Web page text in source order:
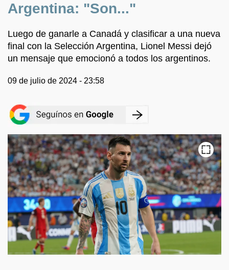
Argentina: "Son..."
Luego de ganarle a Canadá y clasificar a una nueva
final con la Selección Argentina, Lionel Messi dejó
un mensaje que emocionó a todos los argentinos.
09 de julio de 2024 - 23:58